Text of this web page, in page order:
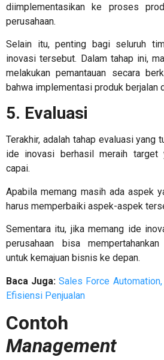
diimplementasikan ke proses
perusahaan.
Selain itu, penting bagi seluruh
inovasi tersebut. Dalam tahap ini,
melakukan pemantauan secara
bahwa implementasi produk berjalan
5. Evaluasi
Terakhir, adalah tahap evaluasi yang
ide inovasi berhasil meraih target
capai.
Apabila memang masih ada aspek
harus memperbaiki aspek-aspek
Sementara itu, jika memang ide
perusahaan bisa
untuk kemajuan bisnis ke depan.
Baca Juga:Sales Force
Efisiensi Penjualan
Contoh
Management